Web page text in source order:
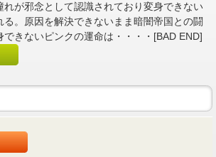
れが邪念として認識されており変身できない
。原因を解決できないまま暗闇帝国との闘
できないピンクの運命は・・・・[BAD END]